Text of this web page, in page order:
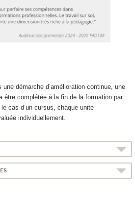
démarche d’amélioration continue, une
être complétée à la fin de la formation par
cas d’un cursus, chaque unité
individuellement.